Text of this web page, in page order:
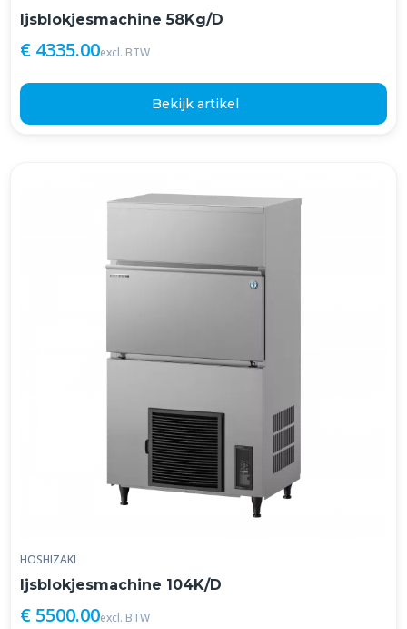
Ijsblokjesmachine 58Kg/D
€ 4335.00excl. BTW
Bekijk artikel
HOSHIZAKI
Ijsblokjesmachine 104K/D
€ 5500.00excl. BTW